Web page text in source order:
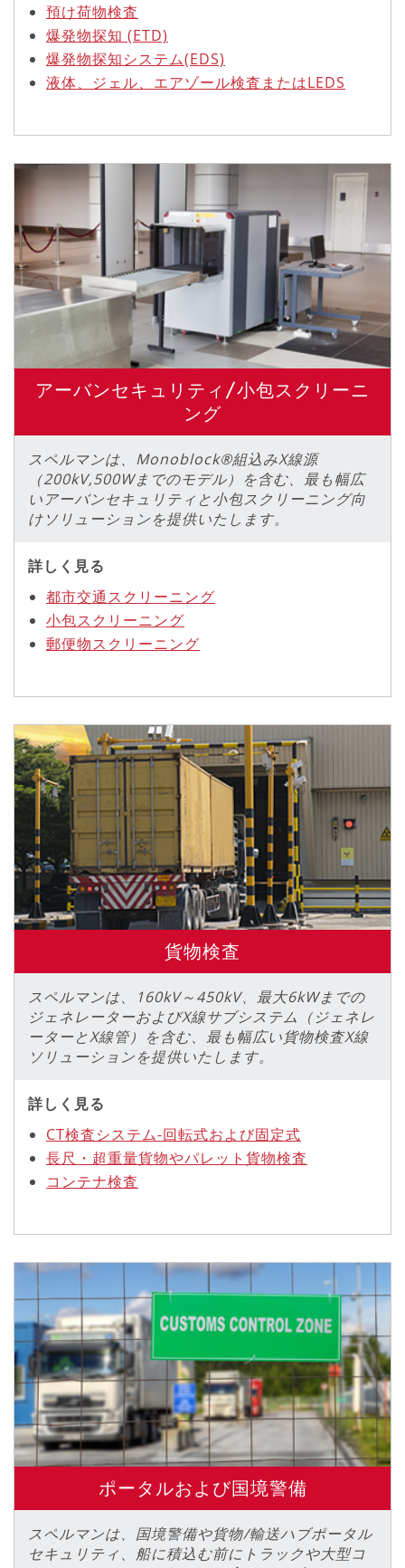
預け荷物検査
爆発物探知 (ETD)
爆発物探知システム(EDS)
液体、ジェル、エアゾール検査またはLEDS
アーバンセキュリティ/小包スクリーニ
ング
スペルマンは、Monoblock®組込みX線源
（200kV,500Wまでのモデル）を含む、最も幅広
いアーバンセキュリティと小包スクリーニング向
けソリューションを提供いたします。
詳しく見る
都市交通スクリーニング
小包スクリーニング
郵便物スクリーニング
貨物検査
スペルマンは、160kV～450kV、最大6kWまでの
ジェネレーターおよびX線サブシステム（ジェネレ
ーターとX線管）を含む、最も幅広い貨物検査X線
ソリューションを提供いたします。
詳しく見る
CT検査システム-回転式および固定式
長尺・超重量貨物やパレット貨物検査
コンテナ検査
ポータルおよび国境警備
スペルマンは、国境警備や貨物/輸送ハブポータル
セキュリティ、船に積込む前にトラックや大型コ